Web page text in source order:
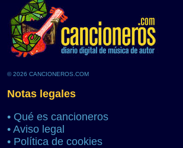
© 2026 CANCIONEROS.COM
Notas legales
• Qué es cancioneros
• Aviso legal
• Política de cookies